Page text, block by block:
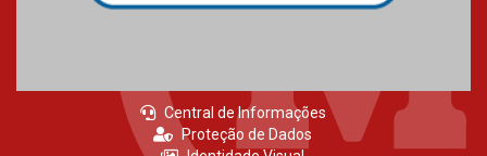
Central de Informações
Proteção de Dados